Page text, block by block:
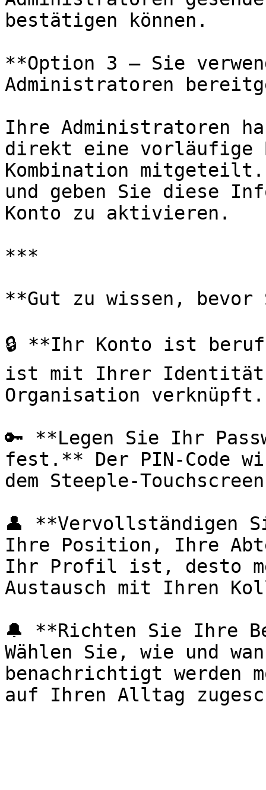
bestätigen können.
**Option 3 — Sie
Administratoren
Ihre Administratoren
direkt eine vorläufige
Kombination mitgeteilt.
und geben Sie diese
Konto zu aktivieren.
***
**Gut zu wissen, bevor
🔒 **Ihr Konto ist
ist mit Ihrer Identität
Organisation verknüpft.
🔑 **Legen Sie Ihr
fest.** Der PIN-Code
dem Steeple-
👤
Ihre Position, Ihre
Ihr Profil ist, desto
Austausch mit Ihren
🔔 **Richten Sie Ihre
Wählen Sie, wie und
benachrichtigt werden